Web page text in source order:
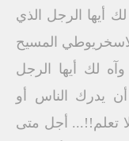
أيها الرجل الذي
المسيح
وآه لك أيها الرجل
يدرك الناس أو
تعلم!!... أجل متى